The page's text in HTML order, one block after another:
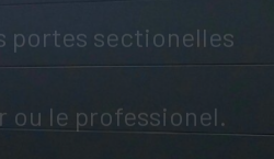
le professionel.